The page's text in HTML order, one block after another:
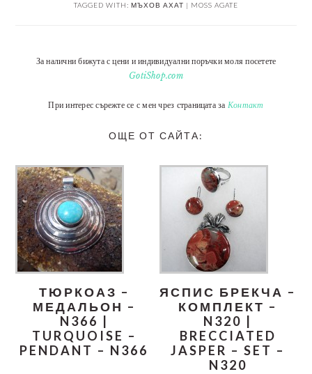
TAGGED WITH: МЪХОВ АХАТ | MOSS AGATE
За налични бижута с цени и индивидуални поръчки моля посетете
GotiShop.com
При интерес сърежте се с мен чрез страницата за Контакт
ОЩЕ ОТ САЙТА:
ТЮРКОАЗ –
МЕДАЛЬОН –
N366 |
TURQUOISE –
PENDANT – N366
ЯСПИС БРЕКЧА –
КОМПЛЕКТ –
N320 |
BRECCIATED
JASPER – SET –
N320